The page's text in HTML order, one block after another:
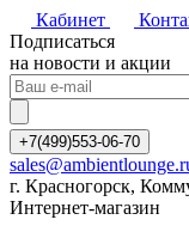
Кабинет
Подписаться
на новости и акции
+7(499)553-06-70
г. Красногорск,
Интернет-магазин